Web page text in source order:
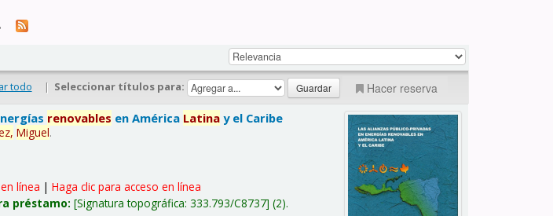
todo | Seleccionar títulos para: Hacer reserva
renovables en América Latina y el Caribe
Miguel.
línea |Haga clic para acceso en línea
préstamo: Signatura topográfica:333.793/C8737 (2).